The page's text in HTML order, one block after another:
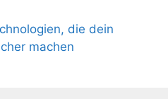
die dein
machen